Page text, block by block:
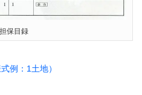
保目録
例：1土地）